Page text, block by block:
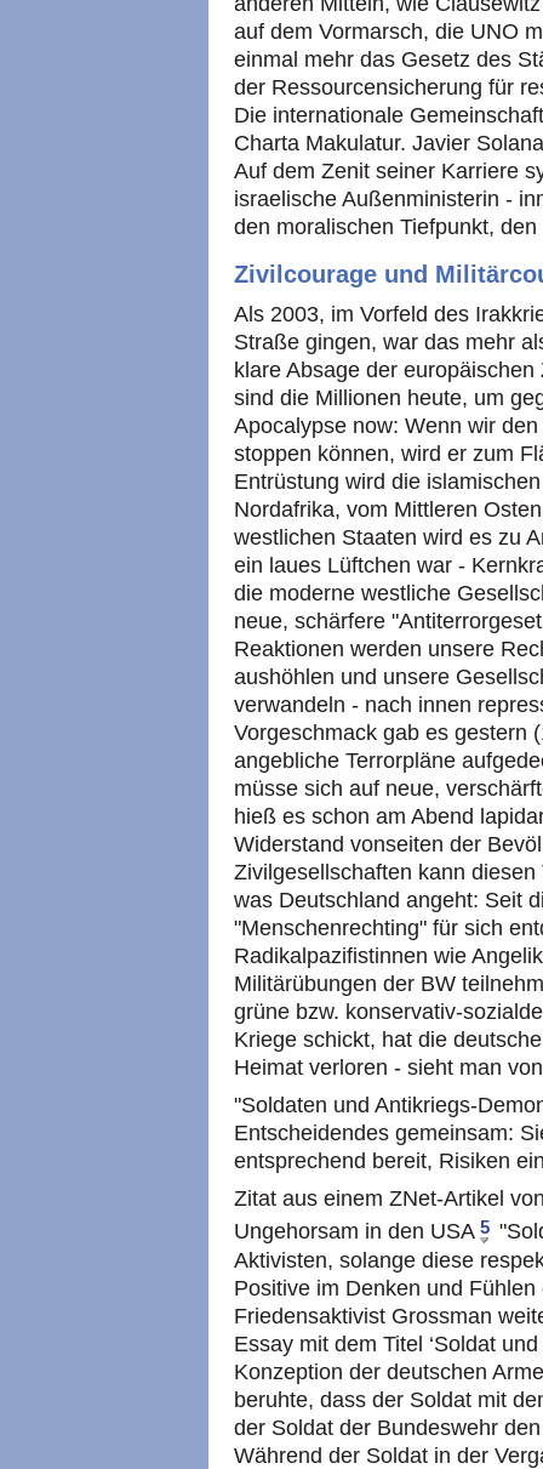
auf dem Vormarsch, die UNO
einmal mehr das Gesetz des
der Ressourcensicherung für
Die internationale
Charta Makulatur. Javier
Auf dem Zenit seiner Karriere
israelische Außenministerin -
den moralischen Tiefpunkt,
Zivilcourage und
Als 2003, im Vorfeld des
Straße gingen, war das mehr
klare Absage der
sind die Millionen heute, um
Apocalypse now: Wenn wir
stoppen können, wird er zum
Entrüstung wird die
Nordafrika, vom Mittleren
westlichen Staaten wird es zu
ein laues Lüftchen war -
die moderne westliche
neue, schärfere
Reaktionen werden unsere
aushöhlen und unsere
verwandeln - nach innen
Vorgeschmack gab es gestern
angebliche Terrorpläne
müsse sich auf neue,
hieß es schon am Abend
Widerstand vonseiten der
Zivilgesellschaften kann
was Deutschland angeht: Seit
"Menschenrechting" für sich
Radikalpazifistinnen wie
Militärübungen der BW
grüne bzw. konservativ-
Kriege schickt, hat die
Heimat verloren - sieht man
"Soldaten und Antikriegs-
Entscheidendes gemeinsam:
entsprechend bereit, Risiken
Zitat aus einem ZNet-Artikel
Ungehorsam in den USA 5
Aktivisten, solange diese
Positive im Denken und
Friedensaktivist Grossman
Essay mit dem Titel ‘Soldat
Konzeption der deutschen
beruhte, dass der Soldat mit
der Soldat der Bundeswehr
Während der Soldat in der